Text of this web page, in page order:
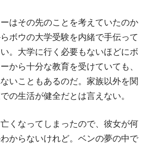
はその先のことを考えていたのか
ボウの大学受験を内緒で手伝って
。大学に行く必要もないほどにボ
から十分な教育を受けていても、
いこともあるのだ。家族以外を関
の生活が健全だとは言えない。
くなってしまったので、彼女が何
からないけれど。ベンの夢の中で